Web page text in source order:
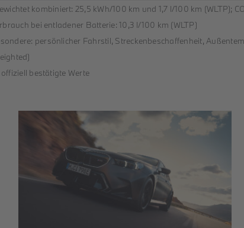
kombiniert: 25,5 kWh/100 km und 1,7 l/100 km (WLTP);
bei entladener Batterie: 10,3 l/100 km (WLTP)
persönlicher Fahrstil, Streckenbeschaffenheit,
bestätigte Werte